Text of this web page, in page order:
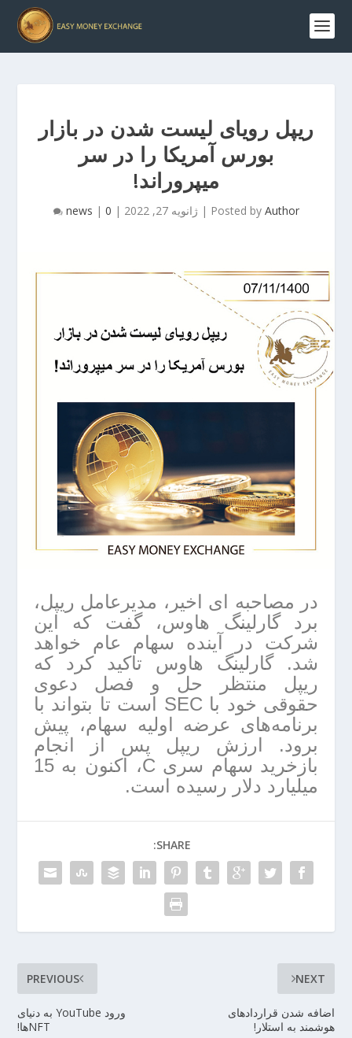
ریپل رویای لیست شدن در بازار
بورس آمریکا را در سر
میپروراند!
Posted by Author
| ژانویه 27, 2022 |
news | 0
در مصاحبه ای اخیر، مدیرعامل ریپل،
برد گارلینگ هاوس، گفت که این
شرکت در آینده سهام عام خواهد
شد. گارلینگ هاوس تاکید کرد که
ریپل منتظر حل و فصل دعوی
حقوقی خود با SEC است تا بتواند با
برنامه‌های عرضه اولیه سهام، پیش
برود. ارزش ریپل پس از انجام
بازخرید سهام سری C، اکنون به 15
میلیارد دلار رسیده است.
SHARE:
PREVIOUS
ورود YouTube به دنیای
NFTها!
NEXT
اضافه شدن قراردادهای
هوشمند به استلار!